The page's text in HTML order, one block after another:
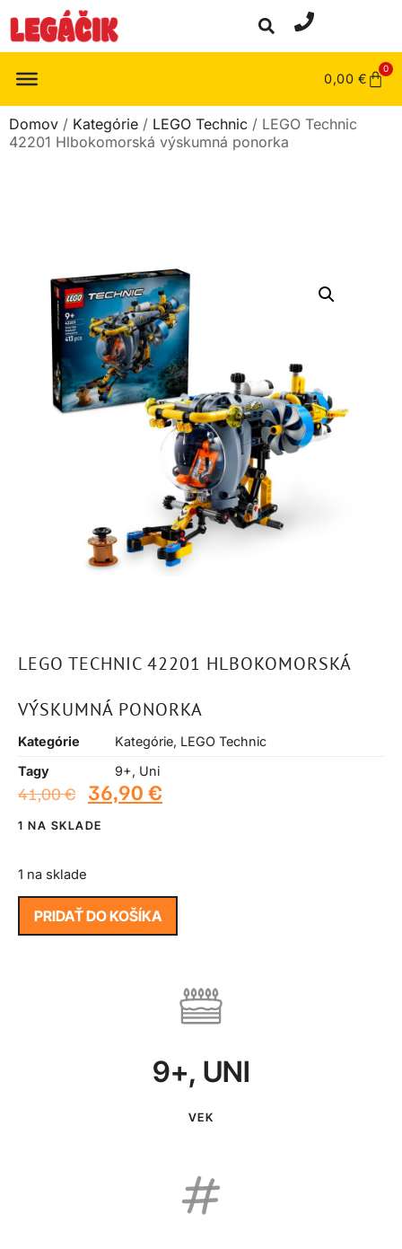
0,00 €
0
Domov / Kategórie / LEGO Technic / LEGO Technic
42201 Hlbokomorská výskumná ponorka
LEGO TECHNIC 42201 HLBOKOMORSKÁ
VÝSKUMNÁ PONORKA
Kategórie Kategórie, LEGO Technic
Tagy
9+, Uni
41,00€ 36,90 €
1 NA SKLADE
1 na sklade
PRIDAŤ DO KOŠÍKA
9+, UNI
VEK